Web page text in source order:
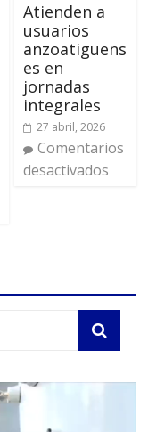
Atienden a
usuarios
anzoatiguens
es en
jornadas
integrales
27 abril, 2026
Comentarios
desactivados